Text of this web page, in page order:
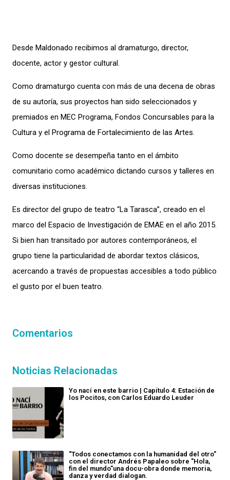
Desde Maldonado recibimos al dramaturgo, director,
docente, actor y gestor cultural.
Como dramaturgo cuenta con más de una decena de obras
de su autoría, sus proyectos han sido seleccionados y
premiados en MEC Programa, Fondos Concursables para la
Cultura y el Programa de Fortalecimiento de las Artes.
Como docente se desempeña tanto en el ámbito
comunitario como académico dictando cursos y talleres en
diversas instituciones.
Es director del grupo de teatro “La Tarasca”, creado en el
marco del Espacio de Investigación de EMAE en el año 2015.
Si bien han transitado por autores contemporáneos, el
grupo tiene la particularidad de abordar textos clásicos,
acercando a través de propuestas accesibles a todo público
el gusto por el buen teatro.
Comentarios
Noticias Relacionadas
Yo nací en este barrio | Capítulo 4: Estación de
los Pocitos, con Carlos Eduardo Leuder
"Todos conectamos con la humanidad del otro"
con el director Andrés Papaleo sobre "Hola,
fin del mundo"una docu-obra donde memoria,
danza y verdad dialogan.